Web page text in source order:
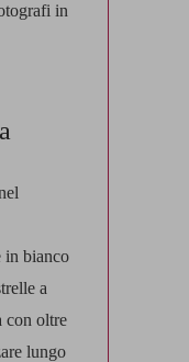
in
in bianco
a
con oltre
lungo